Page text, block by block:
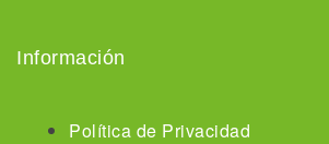
Información
Política de Privacidad